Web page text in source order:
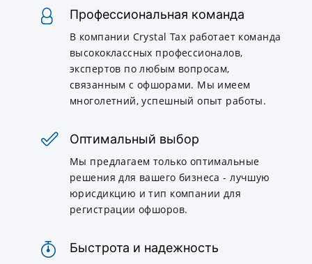
Профессиональная команда
В компании Crystal Tax работает команда
высококлассных профессионалов,
экспертов по любым вопросам,
связанным с офшорами. Мы имеем
многолетний, успешный опыт работы.
Оптимальный выбор
Мы предлагаем только оптимальные
решения для вашего бизнеса - лучшую
юрисдикцию и тип компании для
регистрации офшоров.
Быстрота и надежность